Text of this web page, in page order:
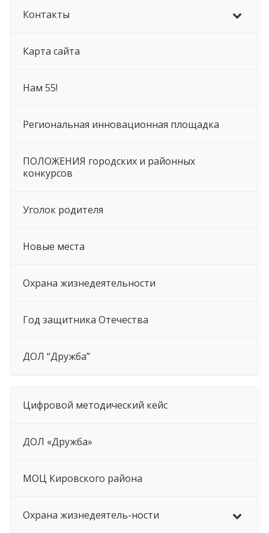
Контакты
Карта сайта
Нам 55!
Региональная инновационная площадка
ПОЛОЖЕНИЯ городских и районных
конкурсов
Уголок родителя
Новые места
Охрана жизнедеятельности
Год защитника Отечества
ДОЛ “Дружба”
Цифровой методический кейс
ДОЛ «Дружба»
МОЦ Кировского района
Охрана жизнедеятель-ности